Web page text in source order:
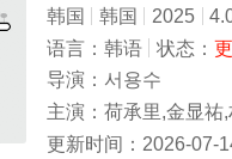
韩国 韩国 2025
语言： 韩语 状态：
导演： 서용수
主演： 荷承里,金显祐
更新时间： 2026-07-